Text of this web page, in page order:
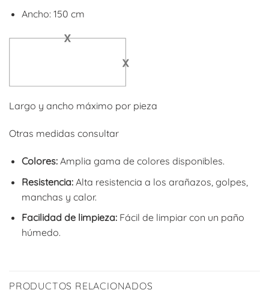
Ancho: 150 cm
Largo y ancho máximo por pieza
Otras medidas consultar
Colores:Amplia gama de colores disponibles.
Resistencia:Alta resistencia a los arañazos, golpes,
manchas y calor.
Facilidad de limpieza:Fácil de limpiar con un paño
húmedo.
PRODUCTOS RELACIONADOS